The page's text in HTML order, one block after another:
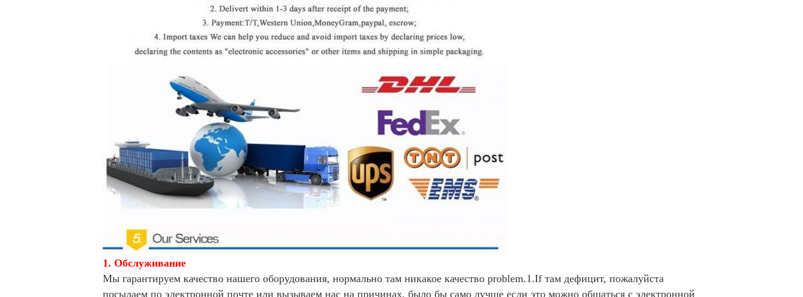
1. Обслуживание
Мы гарантируем качество нашего оборудования, нормально там никакое качество problem.1.If там дефицит, пожалуйста
посылаем по электронной почте или вызываем нас на причинах, было бы само лучше если это можно общаться с электронной